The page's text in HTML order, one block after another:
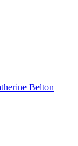
Belton